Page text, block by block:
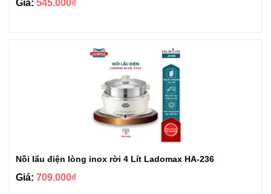
Giá: 545.000₫
Nồi lẩu điện lòng inox rời 4 Lít Ladomax HA-236
Giá: 709.000₫